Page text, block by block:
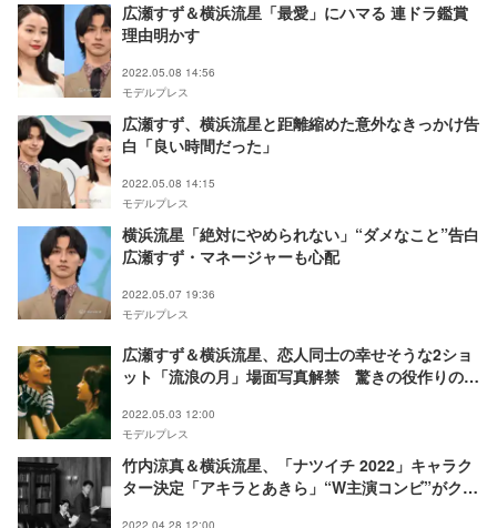
広瀬すず＆横浜流星「最愛」にハマる 連ドラ鑑賞
理由明かす
2022.05.08 14:56
モデルプレス
広瀬すず、横浜流星と距離縮めた意外なきっかけ告
白「良い時間だった」
2022.05.08 14:15
モデルプレス
横浜流星「絶対にやめられない」“ダメなこと”告白
広瀬すず・マネージャーも心配
2022.05.07 19:36
モデルプレス
広瀬すず＆横浜流星、恋人同士の幸せそうな2ショ
ット「流浪の月」場面写真解禁 驚きの役作りの裏
2022.05.03 12:00
モデルプレス
竹内涼真＆横浜流星、「ナツイチ 2022」キャラク
ター決定「アキラとあきら」“W主演コンビ”がクー